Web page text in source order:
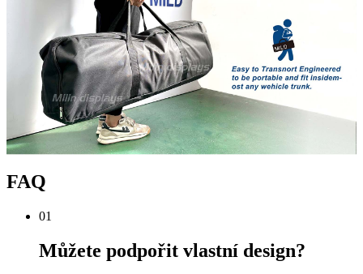
FAQ
01
Můžete podpořit vlastní design?